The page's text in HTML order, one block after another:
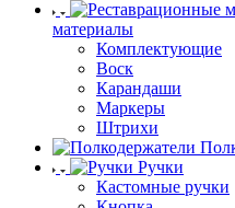
материалы
Комплектующие
Воск
Карандаши
Маркеры
Штрихи
Ручки
Кастомные ручки